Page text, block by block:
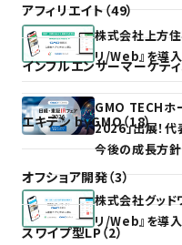
アフィリエイト（49）
インフルエンサーマーケティ
エキテン byGMO（18）
オフショア開発（3）
スワイプ型LP（2）
株式会社上方
リ/Web』を導入
GMO TECHホ
2026」出展！
今後の成長方
株式会社グッ
リ/Web』を導入